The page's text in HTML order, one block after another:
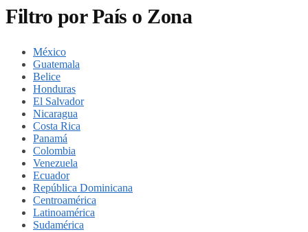
Filtro por País o Zona
México
Guatemala
Belice
Honduras
El Salvador
Nicaragua
Costa Rica
Panamá
Colombia
Venezuela
Ecuador
República Dominicana
Centroamérica
Latinoamérica
Sudamérica